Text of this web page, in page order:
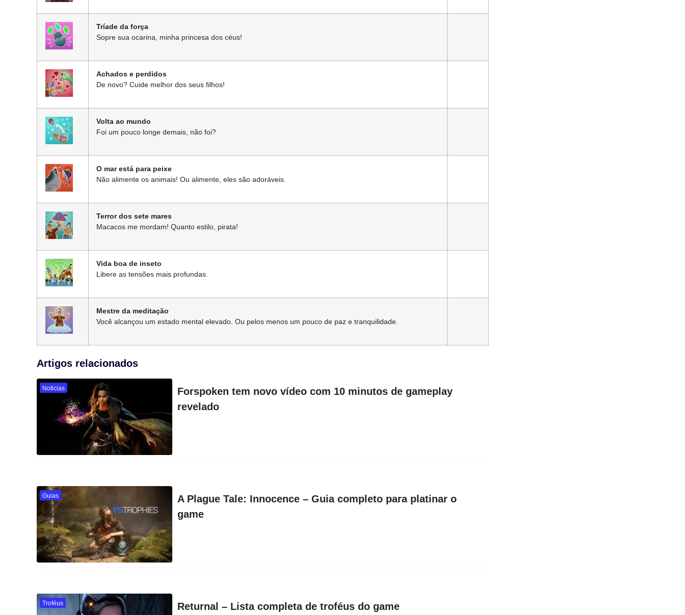
Tríade da força
Sopre sua ocarina, minha princesa dos céus!
Achados e perdidos
De novo? Cuide melhor dos seus filhos!
Volta ao mundo
Foi um pouco longe demais, não foi?
O mar está para peixe
Não alimente os animais! Ou alimente, eles são adoráveis.
Terror dos sete mares
Macacos me mordam! Quanto estilo, pirata!
Vida boa de inseto
Libere as tensões mais profundas.
Mestre da meditação
Você alcançou um estado mental elevado. Ou pelos menos um pouco de paz e tranquilidade.
Artigos relacionados
Noticias
Forspoken tem novo vídeo com 10 minutos de gameplay
revelado
Guias
A Plague Tale: Innocence – Guia completo para platinar o
game
Troféus Returnal – Lista completa de troféus do game